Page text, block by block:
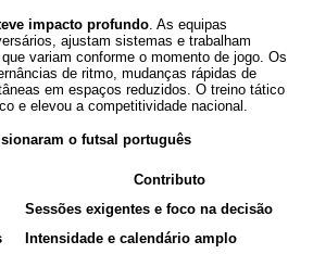
impacto profundo. As equipas
ajustam sistemas e trabalham
variam conforme o momento de jogo. Os
de ritmo, mudanças rápidas de
em espaços reduzidos. O treino tático
e elevou a competitividade nacional.
o futsal português
Contributo
Sessões exigentes e foco na decisão
Intensidade e calendário amplo